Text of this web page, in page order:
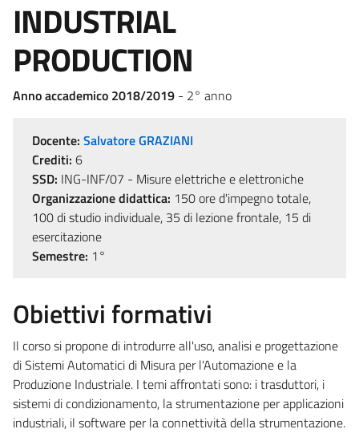
INDUSTRIAL
PRODUCTION
Anno accademico 2018/2019 - 2° anno
Docente: Salvatore GRAZIANI
Crediti: 6
SSD: ING-INF/07 - Misure elettriche e elettroniche
Organizzazione didattica: 150 ore d'impegno totale,
100 di studio individuale, 35 di lezione frontale, 15 di
esercitazione
Semestre: 1°
Obiettivi formativi
Il corso si propone di introdurre all'uso, analisi e progettazione
di Sistemi Automatici di Misura per l'Automazione e la
Produzione Industriale. I temi affrontati sono: i trasduttori, i
sistemi di condizionamento, la strumentazione per applicazioni
industriali, il software per la connettività della strumentazione.